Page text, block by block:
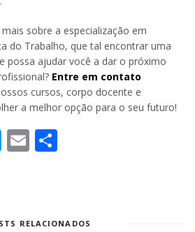
sobre a especialização em
do Trabalho, que tal encontrar uma
possa ajudar você a dar o próximo
Entre em contato
cursos, corpo docente e
a melhor opção para o seu futuro!
Twitter
Email
RELACIONADOS